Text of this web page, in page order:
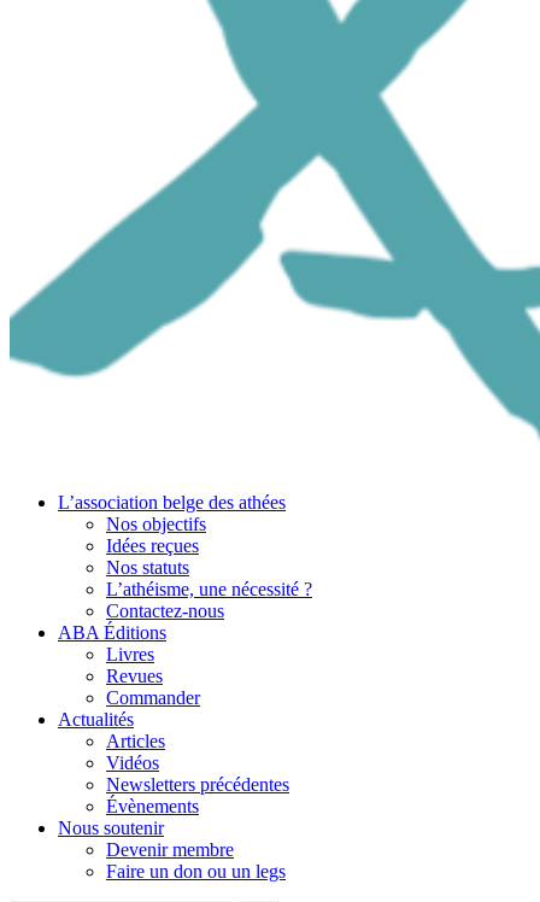
L’association belge des athées
Nos objectifs
Idées reçues
Nos statuts
L’athéisme, une nécessité ?
Contactez-nous
ABA Éditions
Livres
Revues
Commander
Actualités
Articles
Vidéos
Newsletters précédentes
Évènements
Nous soutenir
Devenir membre
Faire un don ou un legs